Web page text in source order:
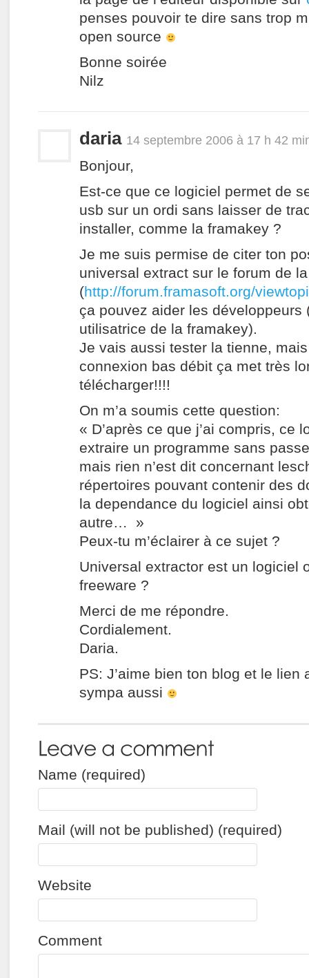
penses pouvoir te dire sans trop
open source
Bonne soirée
Nilz
daria 14 septembre 2006 à 17 h 42
Bonjour,
Est-ce que ce logiciel permet de
usb sur un ordi sans laisser de
installer, comme la framakey ?
Je me suis permise de citer ton
universal extract sur le forum de
(http://forum.framasoft.org/
ça pouvez aider les développeurs
utilisatrice de la framakey).
Je vais aussi tester la tienne,
connexion bas débit ça met très
télécharger!!!!
On m’a soumis cette question:
« D’après ce que j’ai compris, ce
extraire un programme sans
mais rien n’est dit concernant
répertoires pouvant contenir des
la dependance du logiciel ainsi
autre… »
Peux-tu m’éclairer à ce sujet ?
Universal extractor est un logiciel
freeware ?
Merci de me répondre.
Cordialement.
Daria.
PS: J’aime bien ton blog et le lien
sympa aussi
Name (required)
Mail (will not be published) (required)
Website
Comment